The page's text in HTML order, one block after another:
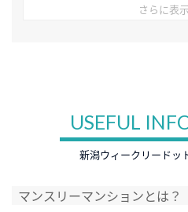
さらに表示
USEFUL
新潟ウィークリードッ
マンスリーマンションとは？